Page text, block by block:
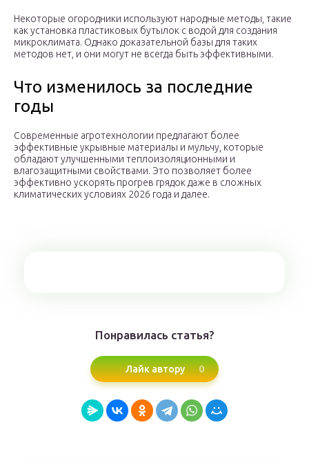
Некоторые огородники используют народные методы, такие
как установка пластиковых бутылок с водой для создания
микроклимата. Однако доказательной базы для таких
методов нет, и они могут не всегда быть эффективными.
Что изменилось за последние
годы
Современные агротехнологии предлагают более
эффективные укрывные материалы и мульчу, которые
обладают улучшенными теплоизоляционными и
влагозащитными свойствами. Это позволяет более
эффективно ускорять прогрев грядок даже в сложных
климатических условиях 2026 года и далее.
Понравилась статья?
Лайк автору 0